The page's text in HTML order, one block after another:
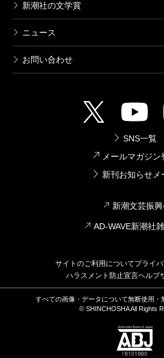
新潮社の文学賞
ニュース
お問い合わせ
SNS一覧
メールマガジン
新刊お知らせメ
新潮文芸振
AD-WAVE新潮社
サイトのご利用についてプライ
ハラスメント防止宣言ヘルプ
すべての画像・データについて無断使用・
© SHINCHOSHA All Rights